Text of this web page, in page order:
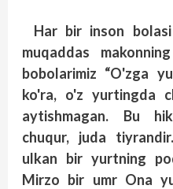
Har bir inson
muqaddas
bobolarimiz “O'zga
ko'ra, o'z yurtingda
aytishmagan. Bu
chuqur, juda
ulkan bir yurtning
Mirzo bir umr Ona